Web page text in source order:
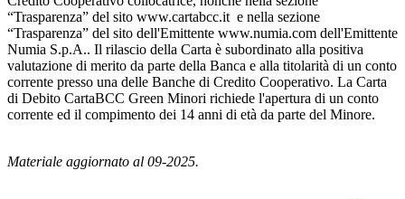
“Trasparenza” del sito www.cartabcc.it e nella sezione
“Trasparenza” del sito dell'Emittente www.numia.com dell'Emittente
Numia S.p.A.. Il rilascio della Carta è subordinato alla positiva
valutazione di merito da parte della Banca e alla titolarità di un conto
corrente presso una delle Banche di Credito Cooperativo. La Carta
di Debito CartaBCC Green Minori richiede l'apertura di un conto
corrente ed il compimento dei 14 anni di età da parte del Minore.
Materiale aggiornato al 09-2025.